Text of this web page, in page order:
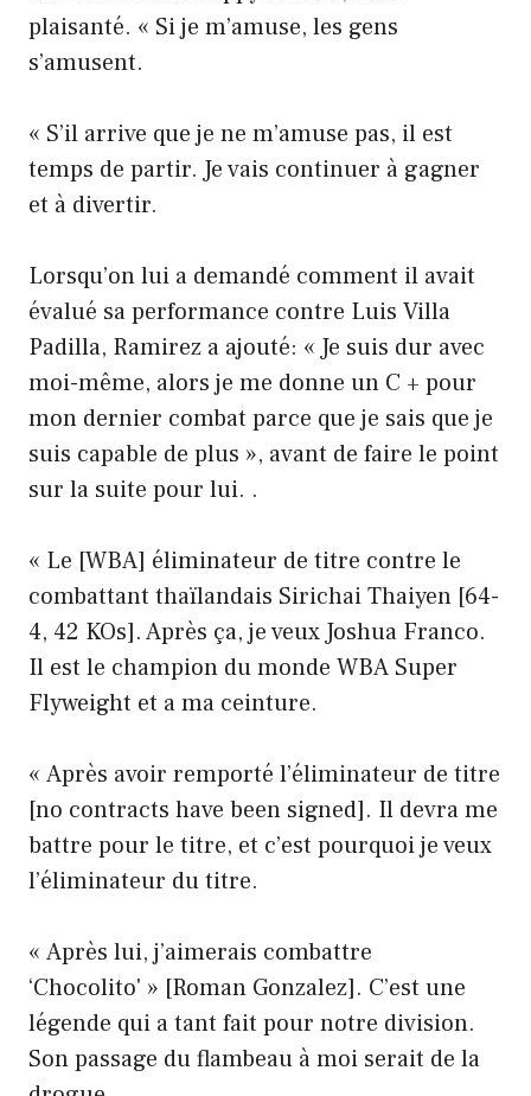
plaisanté. « Si je m’amuse, les gens
s’amusent.
« S’il arrive que je ne m’amuse pas, il est
temps de partir. Je vais continuer à gagner
et à divertir.
Lorsqu’on lui a demandé comment il avait
évalué sa performance contre Luis Villa
Padilla, Ramirez a ajouté: « Je suis dur avec
moi-même, alors je me donne un C + pour
mon dernier combat parce que je sais que je
suis capable de plus », avant de faire le point
sur la suite pour lui. .
« Le [WBA] éliminateur de titre contre le
combattant thaïlandais Sirichai Thaiyen [64-
4, 42 KOs]. Après ça, je veux Joshua Franco.
Il est le champion du monde WBA Super
Flyweight et a ma ceinture.
« Après avoir remporté l’éliminateur de titre
[no contracts have been signed]. Il devra me
battre pour le titre, et c’est pourquoi je veux
l’éliminateur du titre.
« Après lui, j’aimerais combattre
‘Chocolito' » [Roman Gonzalez]. C’est une
légende qui a tant fait pour notre division.
Son passage du flambeau à moi serait de la